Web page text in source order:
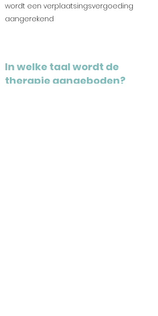
wordt een verplaatsingsvergoeding
aangerekend
In welke taal wordt de
therapie aangeboden?